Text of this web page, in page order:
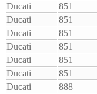
Ducati
851
Ducati
851
Ducati
851
Ducati
851
Ducati
851
Ducati
851
Ducati
888